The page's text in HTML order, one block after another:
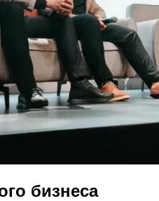
бизнеса